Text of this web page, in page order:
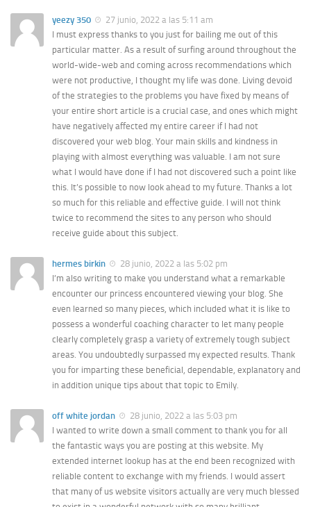
yeezy 350
27 junio, 2022 a las 5:11 am
I must express thanks to you just for bailing me out of this
particular matter. As a result of surfing around throughout the
world-wide-web and coming across recommendations which
were not productive, I thought my life was done. Living devoid
of the strategies to the problems you have fixed by means of
your entire short article is a crucial case, and ones which might
have negatively affected my entire career if I had not
discovered your web blog. Your main skills and kindness in
playing with almost everything was valuable. I am not sure
what I would have done if I had not discovered such a point like
this. It’s possible to now look ahead to my future. Thanks a lot
so much for this reliable and effective guide. I will not think
twice to recommend the sites to any person who should
receive guide about this subject.
hermes birkin
28 junio, 2022 a las 5:02 pm
I’m also writing to make you understand what a remarkable
encounter our princess encountered viewing your blog. She
even learned so many pieces, which included what it is like to
possess a wonderful coaching character to let many people
clearly completely grasp a variety of extremely tough subject
areas. You undoubtedly surpassed my expected results. Thank
you for imparting these beneficial, dependable, explanatory and
in addition unique tips about that topic to Emily.
off white jordan
28 junio, 2022 a las 5:03 pm
I wanted to write down a small comment to thank you for all
the fantastic ways you are posting at this website. My
extended internet lookup has at the end been recognized with
reliable content to exchange with my friends. I would assert
that many of us website visitors actually are very much blessed